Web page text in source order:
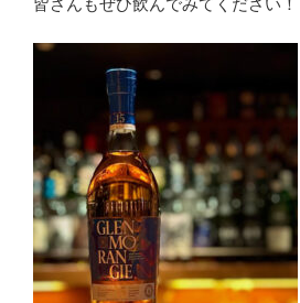
皆さんもぜひ飲んでみてください！